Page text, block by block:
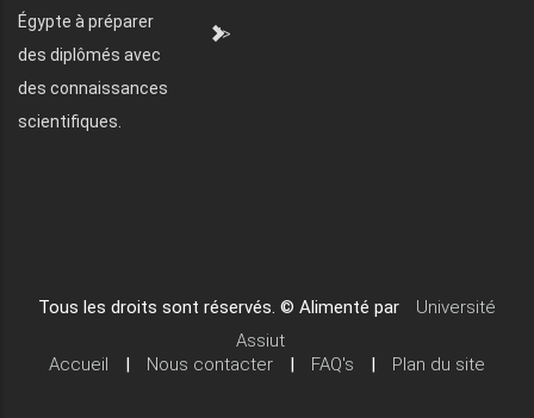
Égypte à préparer
des diplômés avec
des connaissances
scientifiques.
">
Tous les droits sont réservés. © Alimenté par
Université
Assiut
Accueil
| Nous contacter | FAQ's | Plan du site